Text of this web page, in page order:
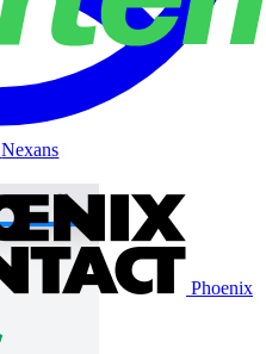
Nexans
Phoenix